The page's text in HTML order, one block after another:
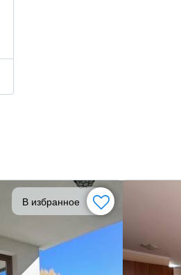
В избранное